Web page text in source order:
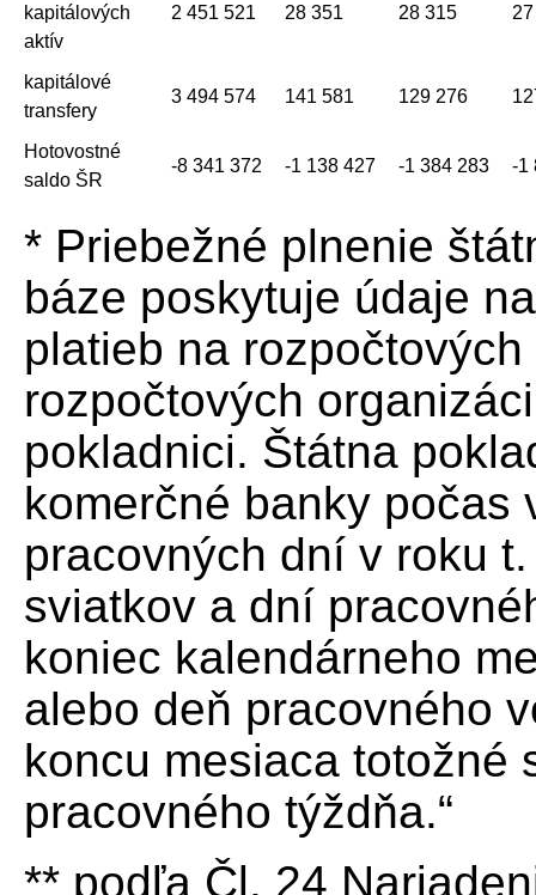
kapitálových
aktív
2 451 521 28 351 28 315
kapitálové
transfery
3 494 574 141 581 129 276
Hotovostné
saldo ŠR
-8 341 372 -1 138 427 -1 384 283 -1
* Priebežné plnenie
báze poskytuje údaje
platieb na
rozpočtových
pokladnici. Štátna
komerčné banky počas
pracovných dní v roku
sviatkov a dní
koniec kalendárneho
alebo deň pracovného
koncu mesiaca totožné
pracovného týždňa.“
** podľa Čl. 24